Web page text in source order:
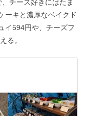
チーズ好きにはたま
ーキと濃厚なベイクド
イ594円や、チーズフ
る。